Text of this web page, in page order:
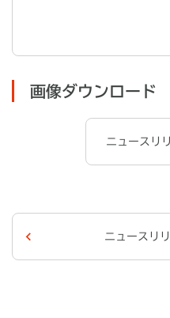
画像ダウンロード
ニュースリ
ニュース